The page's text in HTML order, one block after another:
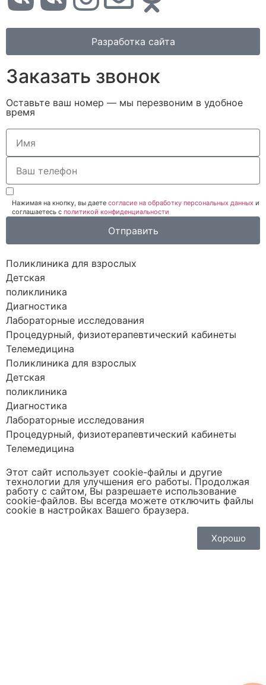
Разработка сайта
Заказать звонок
Оставьте ваш номер — мы перезвоним в удобное
время
Нажимая на кнопку, вы даете согласие на обработку персональных данных и
соглашаетесь c политикой конфиденциальности
Отправить
Поликлиника для взрослых
Детская
поликлиника
Диагностика
Лабораторные исследования
Процедурный, физиотерапевтический кабинеты
Телемедицина
Поликлиника для взрослых
Детская
поликлиника
Диагностика
Лабораторные исследования
Процедурный, физиотерапевтический кабинеты
Телемедицина
Этот сайт использует cookie-файлы и другие
технологии для улучшения его работы. Продолжая
работу с сайтом, Вы разрешаете использование
cookie-файлов. Вы всегда можете отключить файлы
cookie в настройках Вашего браузера.
Хорошо